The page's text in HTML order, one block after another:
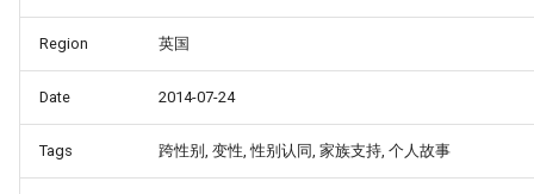
Region 英国
Date 2014-07-24
Tags 跨性别, 变性, 性别认同, 家族支持, 个人故事